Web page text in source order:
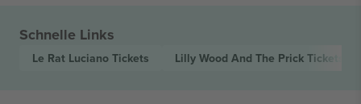
Schnelle Links
Le Rat Luciano Tickets Lilly Wood And The Prick Tickets